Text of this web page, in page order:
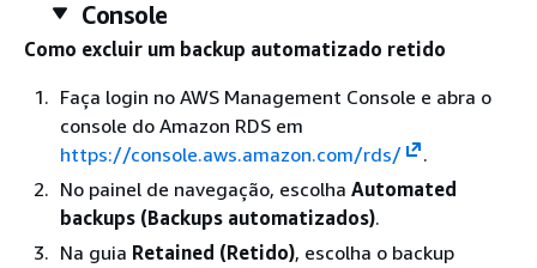
Console
Como excluir um backup automatizado retido
Faça login no AWS Management Console e abra o
console do Amazon RDS em
https://console.aws.amazon.com/rds/
.
No painel de navegação, escolha Automated
backups (Backups automatizados).
Na guia Retained (Retido), escolha o backup